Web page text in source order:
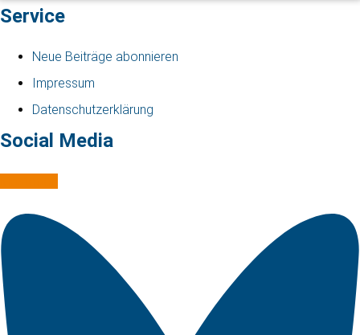
Service
Neue Beiträge abonnieren
Impressum
Datenschutzerklärung
Social Media